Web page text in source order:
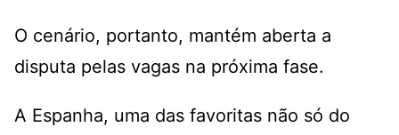
O cenário, portanto, mantém aberta a
disputa pelas vagas na próxima fase.
A Espanha, uma das favoritas não só do